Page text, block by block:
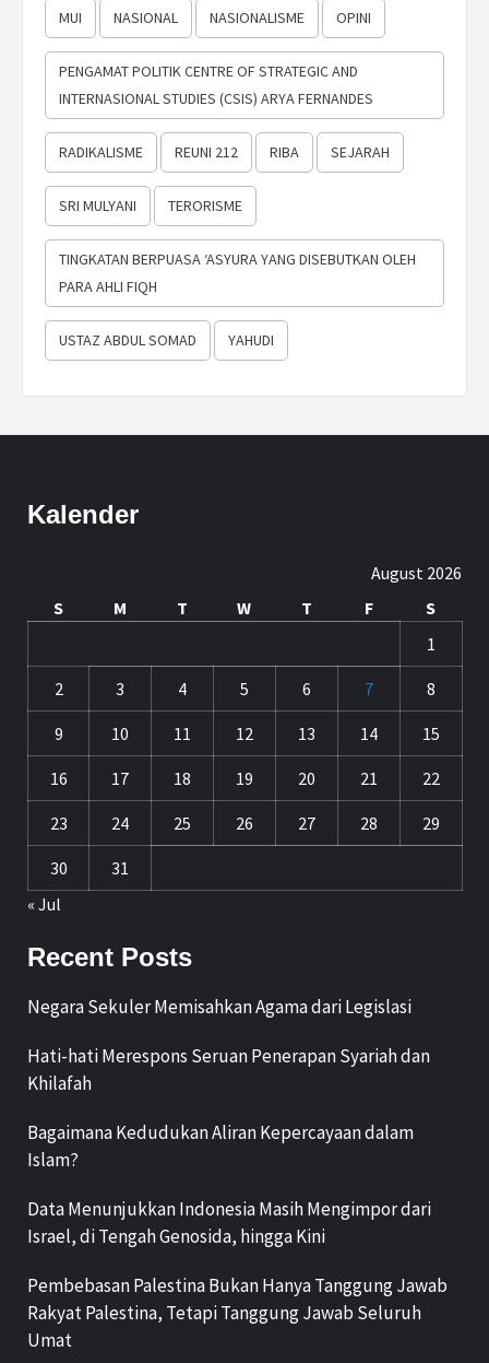
MUI NASIONAL NASIONALISME OPINI
PENGAMAT POLITIK CENTRE OF STRATEGIC AND
INTERNASIONAL STUDIES (CSIS) ARYA FERNANDES
RADIKALISME REUNI 212 RIBA SEJARAH
SRI MULYANI TERORISME
TINGKATAN BERPUASA ‘ASYURA YANG DISEBUTKAN OLEH
PARA AHLI FIQH
USTAZ ABDUL SOMAD YAHUDI
Kalender
August 2026
S
M T W T F
S
1
2 3 4 5 6 7 8
9 10 11 12 13 14 15
16 17 18 19 20 21 22
23 24 25 26 27 28 29
30
31
« Jul
Recent Posts
Negara Sekuler Memisahkan Agama dari Legislasi
Hati-hati Merespons Seruan Penerapan Syariah dan
Khilafah
Bagaimana Kedudukan Aliran Kepercayaan dalam
Islam?
Data Menunjukkan Indonesia Masih Mengimpor dari
Israel, di Tengah Genosida, hingga Kini
Pembebasan Palestina Bukan Hanya Tanggung Jawab
Rakyat Palestina, Tetapi Tanggung Jawab Seluruh
Umat